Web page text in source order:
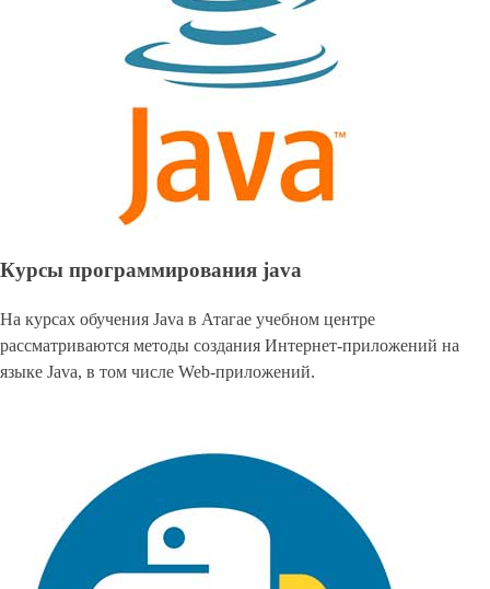
Курсы программирования java
На курсах обучения Java в Атагае учебном центре
рассматриваются методы создания Интернет-приложений на
языке Java, в том числе Web-приложений.